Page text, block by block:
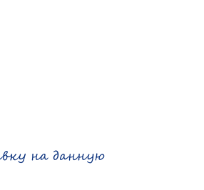
на данную